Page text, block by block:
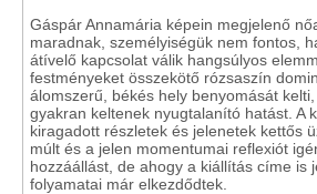
Gáspár Annamária képein megjelenő
maradnak, személyiségük nem fontos,
átívelő kapcsolat válik hangsúlyos
festményeket összekötő rózsaszín
álomszerű, békés hely benyomását
gyakran keltenek nyugtalanító hatást. A
kiragadott részletek és jelenetek kettős
múlt és a jelen momentumai reflexiót
hozzáállást, de ahogy a kiállítás címe is
folyamatai már elkezdődtek.